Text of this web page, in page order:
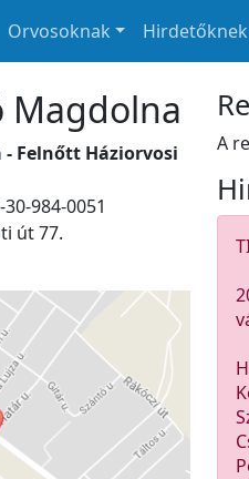
Orvosoknak Hirdetőknek
Magdolna
- Felnőtt Háziorvosi
30-984-0051
út 77.
A